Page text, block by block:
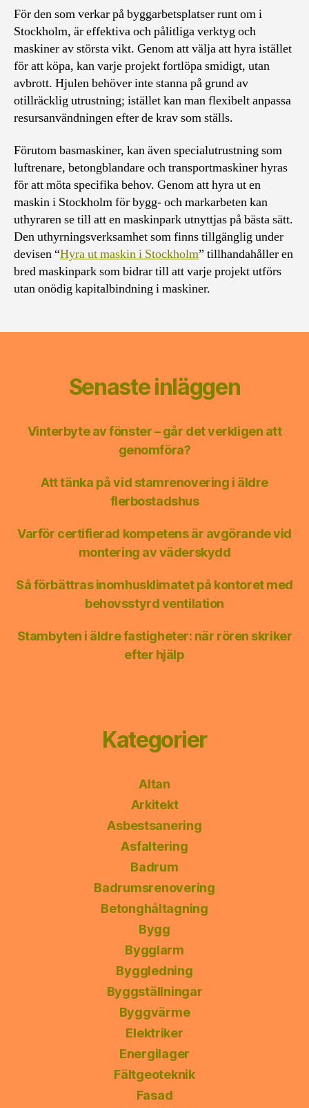
För den som verkar på byggarbetsplatser runt om i
Stockholm, är effektiva och pålitliga verktyg och
maskiner av största vikt. Genom att välja att hyra istället
för att köpa, kan varje projekt fortlöpa smidigt, utan
avbrott. Hjulen behöver inte stanna på grund av
otillräcklig utrustning; istället kan man flexibelt anpassa
resursanvändningen efter de krav som ställs.
Förutom basmaskiner, kan även specialutrustning som
luftrenare, betongblandare och transportmaskiner hyras
för att möta specifika behov. Genom att hyra ut en
maskin i Stockholm för bygg- och markarbeten kan
uthyraren se till att en maskinpark utnyttjas på bästa sätt.
Den uthyrningsverksamhet som finns tillgänglig under
devisen “Hyra ut maskin i Stockholm” tillhandahåller en
bred maskinpark som bidrar till att varje projekt utförs
utan onödig kapitalbindning i maskiner.
Senaste inläggen
Vinterbyte av fönster – går det verkligen att
genomföra?
Att tänka på vid stamrenovering i äldre
flerbostadshus
Varför certifierad kompetens är avgörande vid
montering av väderskydd
Så förbättras inomhusklimatet på kontoret med
behovsstyrd ventilation
Stambyten i äldre fastigheter: när rören skriker
efter hjälp
Kategorier
Altan
Arkitekt
Asbestsanering
Asfaltering
Badrum
Badrumsrenovering
Betonghåltagning
Bygg
Bygglarm
Byggledning
Byggställningar
Byggvärme
Elektriker
Energilager
Fältgeoteknik
Fasad